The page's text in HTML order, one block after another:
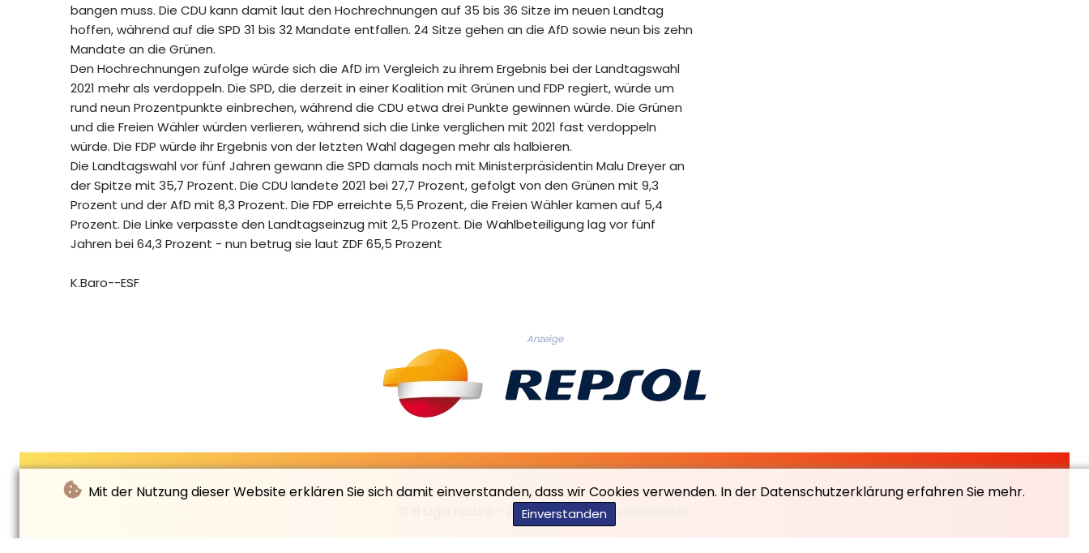
Mit der Nutzung dieser Website erklären Sie sich damit einverstanden, dass wir Cookies verwenden. In der Datenschutzerklärung erfahren Sie mehr.
Einverstanden
bangen muss. Die CDU kann damit laut den Hochrechnungen auf 35 bis 36 Sitze im neuen Landtag
hoffen, während auf die SPD 31 bis 32 Mandate entfallen. 24 Sitze gehen an die AfD sowie neun bis zehn
Mandate an die Grünen.
Den Hochrechnungen zufolge würde sich die AfD im Vergleich zu ihrem Ergebnis bei der Landtagswahl
2021 mehr als verdoppeln. Die SPD, die derzeit in einer Koalition mit Grünen und FDP regiert, würde um
rund neun Prozentpunkte einbrechen, während die CDU etwa drei Punkte gewinnen würde. Die Grünen
und die Freien Wähler würden verlieren, während sich die Linke verglichen mit 2021 fast verdoppeln
würde. Die FDP würde ihr Ergebnis von der letzten Wahl dagegen mehr als halbieren.
Die Landtagswahl vor fünf Jahren gewann die SPD damals noch mit Ministerpräsidentin Malu Dreyer an
der Spitze mit 35,7 Prozent. Die CDU landete 2021 bei 27,7 Prozent, gefolgt von den Grünen mit 9,3
Prozent und der AfD mit 8,3 Prozent. Die FDP erreichte 5,5 Prozent, die Freien Wähler kamen auf 5,4
Prozent. Die Linke verpasste den Landtagseinzug mit 2,5 Prozent. Die Wahlbeteiligung lag vor fünf
Jahren bei 64,3 Prozent - nun betrug sie laut ZDF 65,5 Prozent
K.Baro--ESF
Anzeige
© El Siglo Futuro - 2026 - Alle Rechte vorbehalten